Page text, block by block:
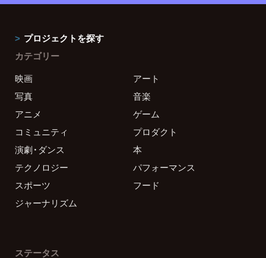
プロジェクトを探す
カテゴリー
映画
アート
写真
音楽
アニメ
ゲーム
コミュニティ
プロダクト
演劇・ダンス
本
テクノロジー
パフォーマンス
スポーツ
フード
ジャーナリズム
ステータス